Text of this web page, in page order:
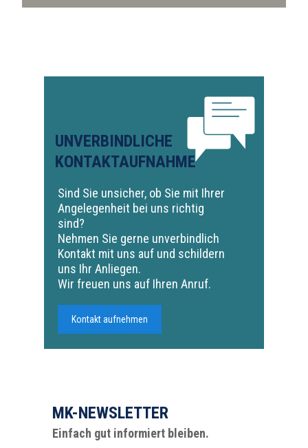
UNVERBINDLICHE
KONTAKTAUFNAHME
Sind Sie unsicher, ob Sie mit Ihrer
Angelegenheit bei uns richtig
sind?
Nehmen Sie gerne unverbindlich
Kontakt mit uns auf und schildern
uns Ihr Anliegen.
Wir freuen uns auf Ihren Anruf.
Kontakt aufnehmen
MK-NEWSLETTER
Einfach gut informiert bleiben.